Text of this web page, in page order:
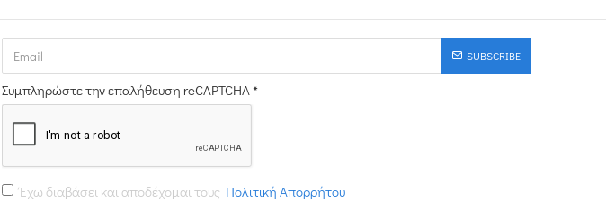
SUBSCRIBE
Συμπληρώστε την επαλήθευση reCAPTCHA
Έχω διαβάσει και αποδέχομαι τους Πολιτική Απορρήτου